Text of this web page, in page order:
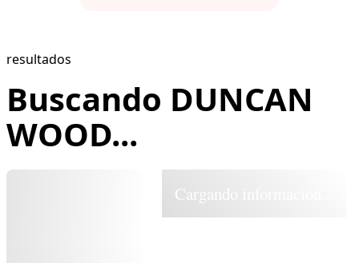
resultados
Buscando DUNCAN
WOOD...
Cargando información...